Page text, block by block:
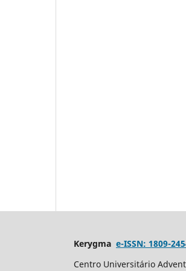
Kerygma e-ISSN: 1809-
Centro Universitário